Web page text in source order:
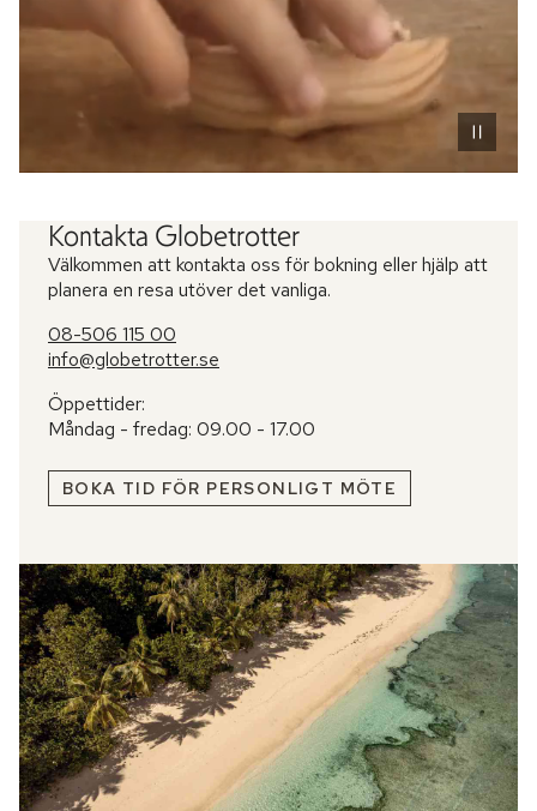
Kontakta Globetrotter
Välkommen att kontakta oss för bokning eller hjälp att
planera en resa utöver det vanliga.
08-506 115 00
info@globetrotter.se
Öppettider:
Måndag - fredag: 09.00 - 17.00
BOKA TID FÖR PERSONLIGT MÖTE